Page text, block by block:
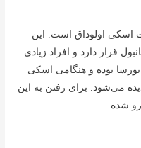
اسکی اولوداق است. این
قرار دارد و افراد زیادی
بوده و هنگامی اسکی
می‌شود. برای رفتن به این
شده …